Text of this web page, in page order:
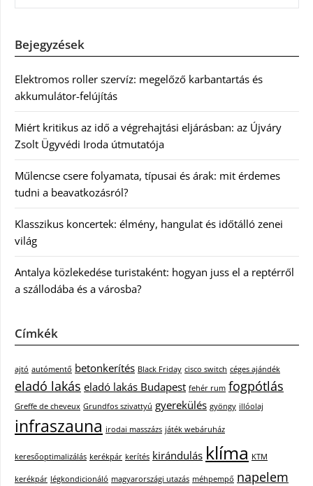
Bejegyzések
Elektromos roller szervíz: megelőző karbantartás és
akkumulátor-felújítás
Miért kritikus az idő a végrehajtási eljárásban: az Újváry
Zsolt Ügyvédi Iroda útmutatója
Műlencse csere folyamata, típusai és árak: mit érdemes
tudni a beavatkozásról?
Klasszikus koncertek: élmény, hangulat és időtálló zenei
világ
Antalya közlekedése turistaként: hogyan juss el a reptérről
a szállodába és a városba?
Címkék
ajtó autómentő betonkerítés Black Friday cisco switch céges ajándék
eladó lakás eladó lakás Budapest fehér rum fogpótlás
Greffe de cheveux Grundfos szivattyú gyerekülés gyöngy illóolaj
infraszauna irodai masszázs játék webáruház
keresőoptimalizálás kerékpár kerítés kirándulás klíma KTM
kerékpár légkondicionáló magyarországi utazás méhpempő napelem